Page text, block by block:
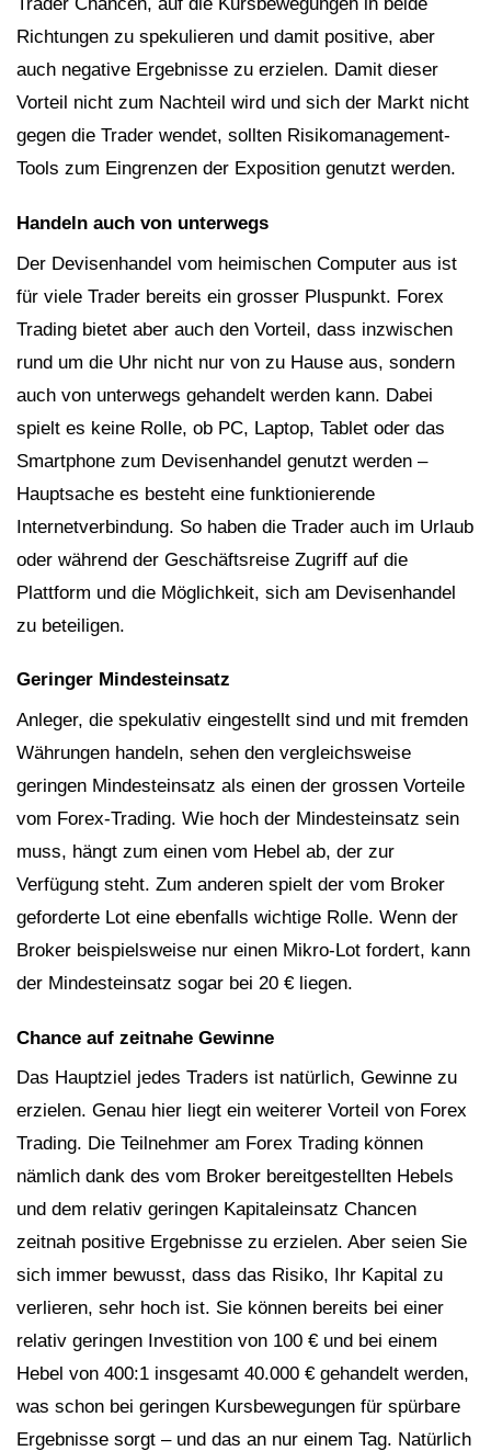
Trader Chancen, auf die Kursbewegungen in beide
Richtungen zu spekulieren und damit positive, aber
auch negative Ergebnisse zu erzielen. Damit dieser
Vorteil nicht zum Nachteil wird und sich der Markt nicht
gegen die Trader wendet, sollten Risikomanagement-
Tools zum Eingrenzen der Exposition genutzt werden.
Handeln auch von unterwegs
Der Devisenhandel vom heimischen Computer aus ist
für viele Trader bereits ein grosser Pluspunkt. Forex
Trading bietet aber auch den Vorteil, dass inzwischen
rund um die Uhr nicht nur von zu Hause aus, sondern
auch von unterwegs gehandelt werden kann. Dabei
spielt es keine Rolle, ob PC, Laptop, Tablet oder das
Smartphone zum Devisenhandel genutzt werden –
Hauptsache es besteht eine funktionierende
Internetverbindung. So haben die Trader auch im Urlaub
oder während der Geschäftsreise Zugriff auf die
Plattform und die Möglichkeit, sich am Devisenhandel
zu beteiligen.
Geringer Mindesteinsatz
Anleger, die spekulativ eingestellt sind und mit fremden
Währungen handeln, sehen den vergleichsweise
geringen Mindesteinsatz als einen der grossen Vorteile
vom Forex-Trading. Wie hoch der Mindesteinsatz sein
muss, hängt zum einen vom Hebel ab, der zur
Verfügung steht. Zum anderen spielt der vom Broker
geforderte Lot eine ebenfalls wichtige Rolle. Wenn der
Broker beispielsweise nur einen Mikro-Lot fordert, kann
der Mindesteinsatz sogar bei 20 € liegen.
Chance auf zeitnahe Gewinne
Das Hauptziel jedes Traders ist natürlich, Gewinne zu
erzielen. Genau hier liegt ein weiterer Vorteil von Forex
Trading. Die Teilnehmer am Forex Trading können
nämlich dank des vom Broker bereitgestellten Hebels
und dem relativ geringen Kapitaleinsatz Chancen
zeitnah positive Ergebnisse zu erzielen. Aber seien Sie
sich immer bewusst, dass das Risiko, Ihr Kapital zu
verlieren, sehr hoch ist. Sie können bereits bei einer
relativ geringen Investition von 100 € und bei einem
Hebel von 400:1 insgesamt 40.000 € gehandelt werden,
was schon bei geringen Kursbewegungen für spürbare
Ergebnisse sorgt – und das an nur einem Tag. Natürlich